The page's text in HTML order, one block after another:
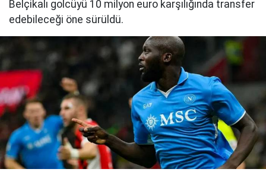
Belçikalı golcüyü 10 milyon euro karşılığında transfer
edebileceği öne sürüldü.